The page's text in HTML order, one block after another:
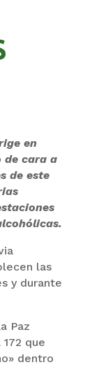
en
de cara a
de este
las
y durante
Paz
que
dentro